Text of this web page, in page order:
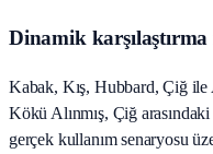
Dinamik karşılaştırma
Kabak, Kış, Hubbard, Çiğ ile
Kökü Alınmış, Çiğ
gerçek kullanım senaryosu